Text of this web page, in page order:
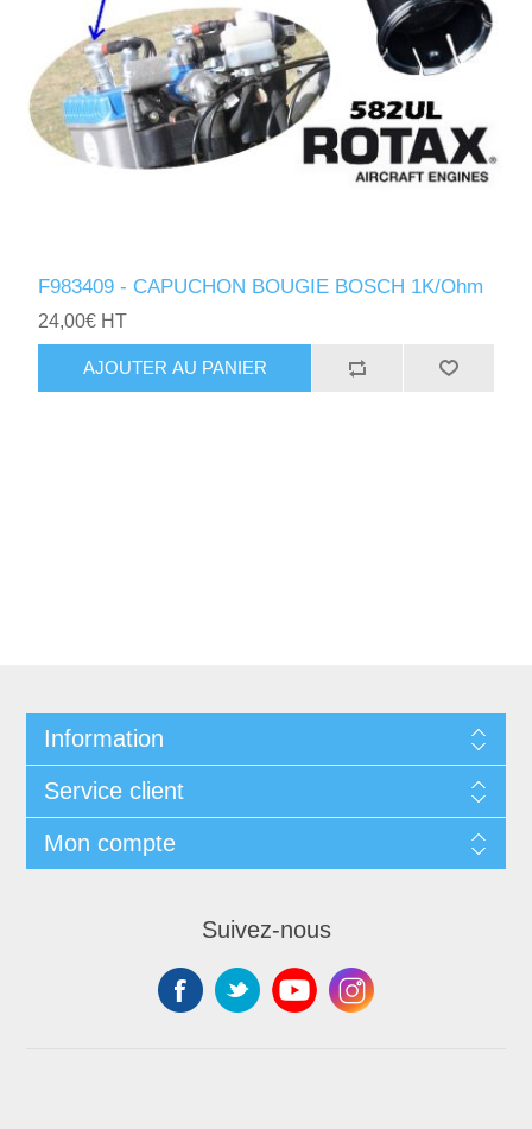
F983409 - CAPUCHON BOUGIE BOSCH 1K/Ohm
24,00€ HT
AJOUTER AU PANIER
Information
Service client
Mon compte
Suivez-nous